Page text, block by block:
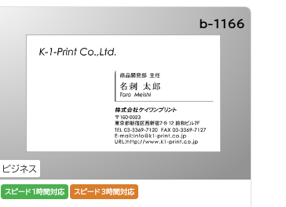
ビジネス
b-1166
スピード1時間対応 スピード3時間対応